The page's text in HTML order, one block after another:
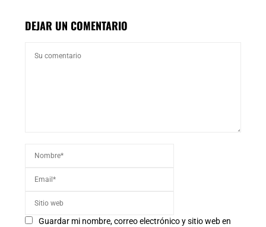
DEJAR UN COMENTARIO
Guardar mi nombre, correo electrónico y sitio web en